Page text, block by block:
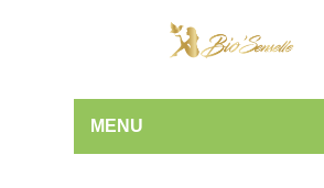
MENU